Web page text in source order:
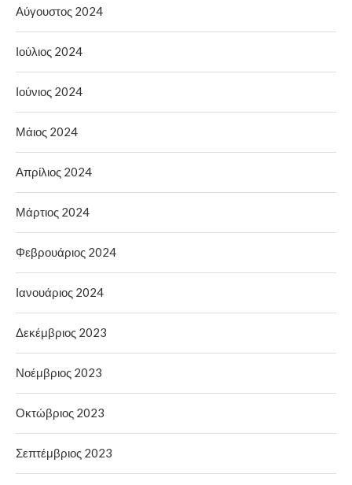
Αύγουστος 2024
Ιούλιος 2024
Ιούνιος 2024
Μάιος 2024
Απρίλιος 2024
Μάρτιος 2024
Φεβρουάριος 2024
Ιανουάριος 2024
Δεκέμβριος 2023
Νοέμβριος 2023
Οκτώβριος 2023
Σεπτέμβριος 2023